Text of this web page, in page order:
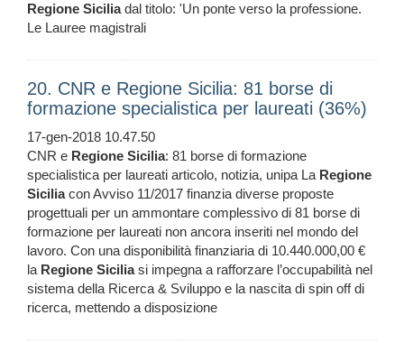
Regione Siciliadal titolo: 'Un ponte verso la professione.
Le Lauree magistrali
20. CNR e Regione Sicilia: 81 borse di
formazione specialistica per laureati (36%)
17-gen-2018 10.47.50
CNR e Regione Sicilia: 81 borse di formazione
specialistica per laureati articolo, notizia, unipa La Regione
Siciliacon Avviso 11/2017 finanzia diverse proposte
progettuali per un ammontare complessivo di 81 borse di
formazione per laureati non ancora inseriti nel mondo del
lavoro. Con una disponibilità finanziaria di 10.440.000,00 €
la Regione Siciliasi impegna a rafforzare l’occupabilità nel
sistema della Ricerca & Sviluppo e la nascita di spin off di
ricerca, mettendo a disposizione